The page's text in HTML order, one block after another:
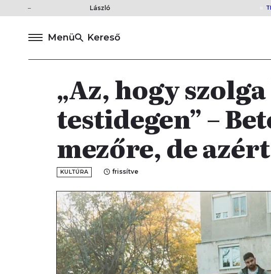
László
Menü Kereső
„Az, hogy
testidegen” –
mezőre, de
KULTÚRA frissítve